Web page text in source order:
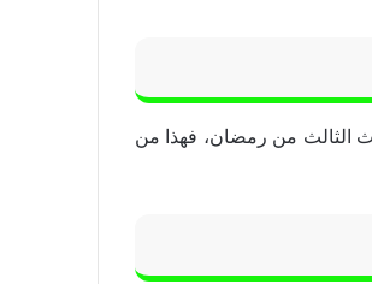
الثالث من رمضان، فهذا من